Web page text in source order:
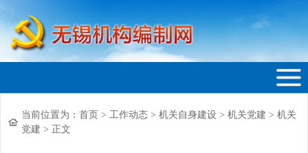
无锡机构编制网
当前位置为： 首页 > 工作动态 > 机关自身建设 > 机关党建 > 机关
党建 > 正文